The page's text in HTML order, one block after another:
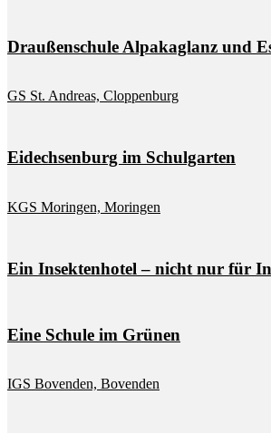
Drau­ßen­schu­le Al­pa­ka­glanz und
GS St. An­dre­as, Clop­pen­burg
Ei­dech­sen­burg im Schul­gar­ten
KGS Mo­rin­gen, Mo­rin­gen
Ein In­sek­ten­ho­tel – nicht nur für
Eine Schu­le im Grü­nen
IGS Bo­ven­den, Bo­ven­den